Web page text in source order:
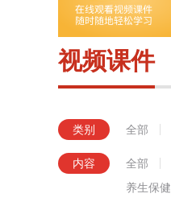
视频课件
类别 全部
内容 全部
养生保健